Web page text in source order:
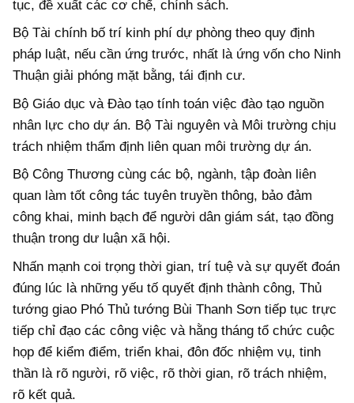
tục, đề xuất các cơ chế, chính sách.
Bộ Tài chính bố trí kinh phí dự phòng theo quy định
pháp luật, nếu cần ứng trước, nhất là ứng vốn cho Ninh
Thuận giải phóng mặt bằng, tái định cư.
Bộ Giáo dục và Đào tạo tính toán việc đào tạo nguồn
nhân lực cho dự án. Bộ Tài nguyên và Môi trường chịu
trách nhiệm thẩm định liên quan môi trường dự án.
Bộ Công Thương cùng các bộ, ngành, tập đoàn liên
quan làm tốt công tác tuyên truyền thông, bảo đảm
công khai, minh bạch để người dân giám sát, tạo đồng
thuận trong dư luận xã hội.
Nhấn mạnh coi trọng thời gian, trí tuệ và sự quyết đoán
đúng lúc là những yếu tố quyết định thành công, Thủ
tướng giao Phó Thủ tướng Bùi Thanh Sơn tiếp tục trực
tiếp chỉ đạo các công việc và hằng tháng tổ chức cuộc
họp để kiểm điểm, triển khai, đôn đốc nhiệm vụ, tinh
thần là rõ người, rõ việc, rõ thời gian, rõ trách nhiệm,
rõ kết quả.